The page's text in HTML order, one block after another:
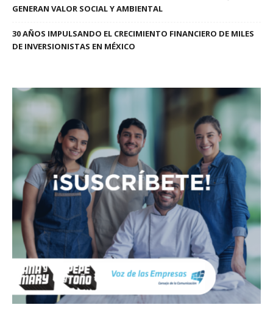
GENERAN VALOR SOCIAL Y AMBIENTAL
30 AÑOS IMPULSANDO EL CRECIMIENTO FINANCIERO DE MILES
DE INVERSIONISTAS EN MÉXICO